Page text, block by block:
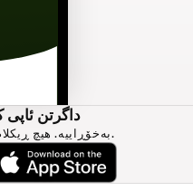
داگرتن ئاپی
100% بەخۆڕاییە. هیچ ڕیکلام و کڕینێک هەرگیز.